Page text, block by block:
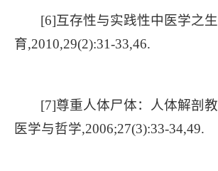
[6]互存性与实践性中医学之
育,2010,29(2):31-33,46.
[7]尊重人体尸体：人体解剖
医学与哲学,2006;27(3):33-34,49.